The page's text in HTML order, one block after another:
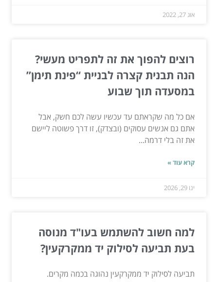
אוג 27, 2022
רוצים להפוך את זה לתפריט מעשי?
הנה תבנית קצרה לבניית “פינת תימן”
במסעדה תוך שבוע
אם כל מה שקראתם עד עכשיו עשה לכם חשק, אבל
אתם גם אנשים עסוקים (ובצדק), זו דרך פשוטה ליישם
את זה בלי דרמה...
קרא עוד »
ינו 29, 2026
למה חשוב להשתמש בעו"ד מנוסה
בעת תביעה לסילוק יד ממקרקעין?
תביעה לסילוק יד ממקרקעין נהוגה בכמה מקרים.